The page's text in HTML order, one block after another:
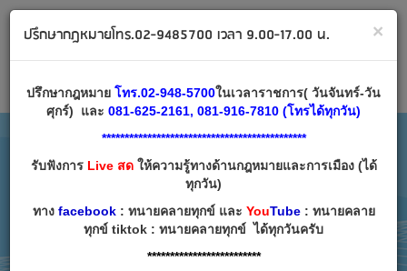
Email:decha007@decha.com
เข้าสู่ระบบ สมัครสมาชิก
×
ปรึกษากฎหมายโทร.02-9485700 เวลา 9.00-17.00 น.
ปรึกษากฎหมาย โทร.02-948-5700ในเวลาราชการ( วันจันทร์-วัน
ศุกร์) และ 081-625-2161, 081-916-7810 (โทรได้ทุกวัน)
*********************************************
รับฟังการLive สดให้ความรู้ทางด้านกฎหมายและการเมือง (ได้
ทุกวัน)
ทาง facebook: ทนายคลายทุกข์ และ YouTube: ทนายคลาย
ทุกข์ tiktok : ทนายคลายทุกข์ ได้ทุกวันครับ
*************************